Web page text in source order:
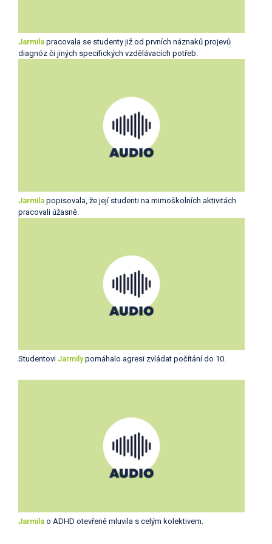
Jarmila pracovala se studenty již od prvních náznaků projevů
diagnóz či jiných specifických vzdělávacích potřeb.
Jarmila popisovala, že její studenti na mimoškolních aktivitách
pracovali úžasně.
Studentovi Jarmilypomáhalo agresi zvládat počítání do 10.
Jarmila o ADHD otevřeně mluvila s celým kolektivem.